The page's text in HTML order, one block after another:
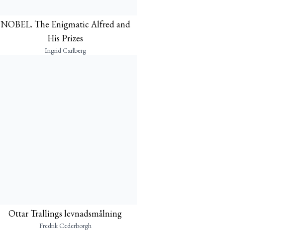
NOBEL. The Enigmatic Alfred and
His Prizes
Ingrid Carlberg
Ottar Trallings levnadsmålning
Fredrik Cederborgh